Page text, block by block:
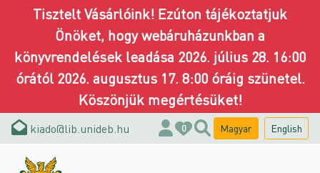
Tisztelt Vásárlóink! Ezúton tájékoztatjuk
Önöket, hogy webáruházunkban a
könyvrendelések leadása 2026. július 28. 16:00
órától 2026. augusztus 17. 8:00 óráig szünetel.
Köszönjük megértésüket!
kiado@lib.unideb.hu 0 Magyar English